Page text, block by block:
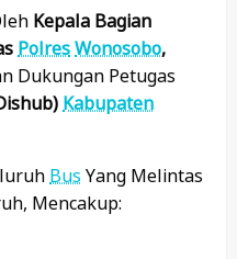
Kepala Bagian
PolresWonosobo,
Dukungan Petugas
Kabupaten
Bus Yang Melintas
Mencakup: